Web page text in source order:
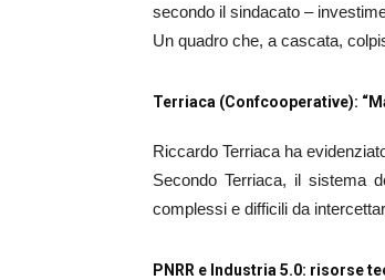
secondo il sindacato –
Un quadro che, a cascata,
Terriaca (Confcooperative):
Riccardo Terriaca ha
Secondo Terriaca, il sistema
complessi e difficili da
PNRR e Industria 5.0: risorse